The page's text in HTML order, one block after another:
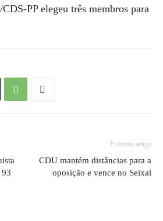
PP elegeu três membros para
93
Próximo artigo
CDU mantém distâncias para a
oposição e vence no Seixal